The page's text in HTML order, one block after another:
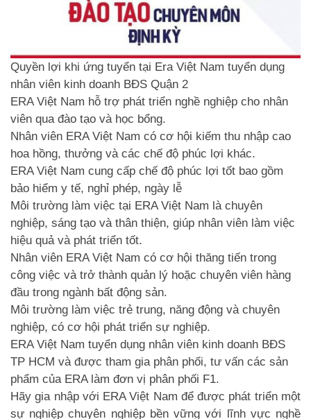
Quyền lợi khi ứng tuyển tại Era Việt Nam tuyển dụng
nhân viên kinh doanh BĐS Quận 2
ERA Việt Nam hỗ trợ phát triển nghề nghiệp cho nhân
viên qua đào tạo và học bổng.
Nhân viên ERA Việt Nam có cơ hội kiếm thu nhập cao
hoa hồng, thưởng và các chế độ phúc lợi khác.
ERA Việt Nam cung cấp chế độ phúc lợi tốt bao gồm
bảo hiểm y tế, nghỉ phép, ngày lễ
Môi trường làm việc tại ERA Việt Nam là chuyên
nghiệp, sáng tạo và thân thiện, giúp nhân viên làm việc
hiệu quả và phát triển tốt.
Nhân viên ERA Việt Nam có cơ hội thăng tiến trong
công việc và trở thành quản lý hoặc chuyên viên hàng
đầu trong ngành bất động sản.
Môi trường làm việc trẻ trung, năng động và chuyên
nghiệp, có cơ hội phát triển sự nghiệp.
ERA Việt Nam tuyển dụng nhân viên kinh doanh BĐS
TP HCM và được tham gia phân phối, tư vấn các sản
phẩm của ERAlàm đơn vị phân phối F1.
Hãy gia nhập với ERA Việt Nam để được phát triển một
sự nghiệp chuyên nghiệp bền vững với lĩnh vực nghề